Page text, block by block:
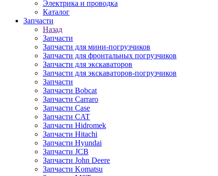
Электрика и проводка
Каталог
Запчасти
Назад
Запчасти
Запчасти для мини-погрузчиков
Запчасти для фронтальных погрузчиков
Запчасти для экскаваторов
Запчасти для экскаваторов-погрузчиков
Запчасти
Запчасти Bobcat
Запчасти Carraro
Запчасти Case
Запчасти CAT
Запчасти Hidromek
Запчасти Hitachi
Запчасти Hyundai
Запчасти JCB
Запчасти John Deere
Запчасти Komatsu